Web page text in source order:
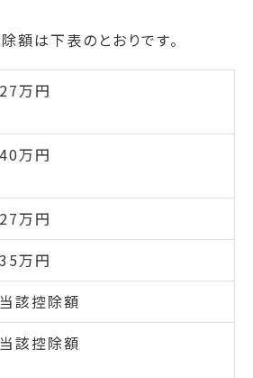
額は下表のとおりです。
27万円
40万円
27万円
35万円
当該控除額
当該控除額